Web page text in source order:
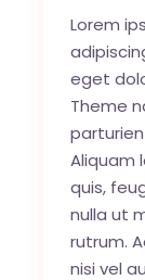
Lorem
eget
Theme
Aliquam
quis,
nulla ut
rutrum.
nisi vel